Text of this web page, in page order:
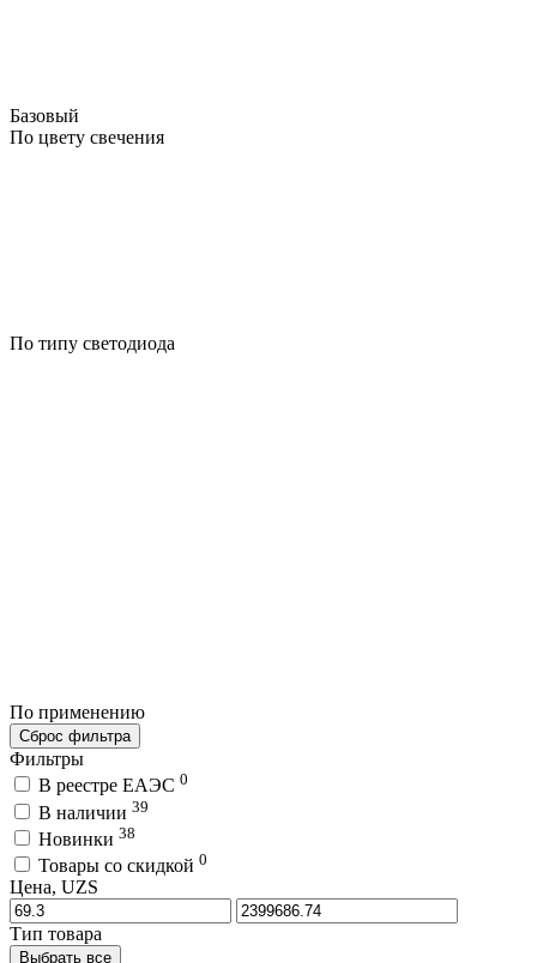
Базовый
По цвету свечения
По типу светодиода
По применению
Сброс фильтра
Фильтры
В реестре ЕАЭС 0
В наличии 39
Новинки 38
Товары со скидкой 0
Цена, UZS
Тип товара
Выбрать все